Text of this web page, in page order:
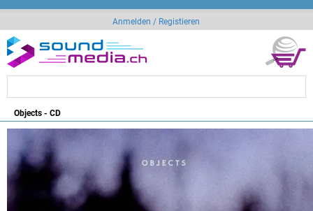
Anmelden / Registieren
Objects - CD